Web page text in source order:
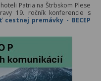
Patria na Štrbskom Plese
19. ročník konferencie s
cestnej premávky - BECEP